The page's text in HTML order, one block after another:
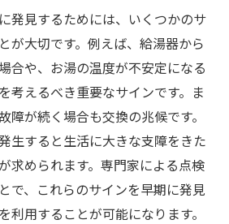
発見するためには、いくつかのサ
が大切です。例えば、給湯器から
合や、お湯の温度が不安定になる
考えるべき重要なサインです。ま
障が続く場合も交換の兆候です。
生すると生活に大きな支障をきた
求められます。専門家による点検
で、これらのサインを早期に発見
利用することが可能になります。